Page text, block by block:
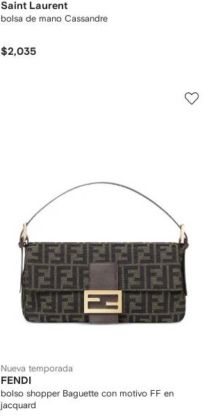
Saint Laurent
bolsa de mano Cassandre
$2,035
Nueva temporada
FENDI
bolso shopper Baguette con motivo FF en
jacquard